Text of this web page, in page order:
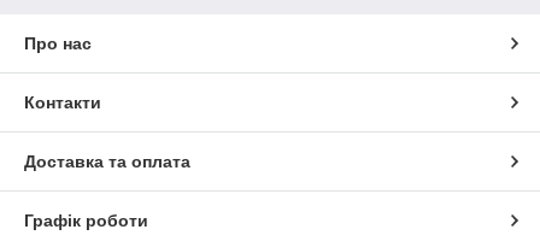
Про нас
Контакти
Доставка та оплата
Графік роботи